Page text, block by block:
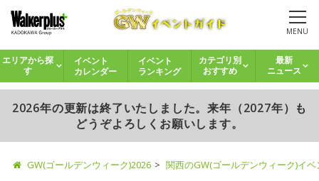
MENU
エリアから探
す
イベント
カレンダー
イベント
ランキング
カテゴリ別
おすすめ
最新
ニュース
2026年の更新は終了いたしました。来年（2027年）も
どうぞよろしくお願いします。
GW(ゴールデンウィーク)2026 関西のGW(ゴールデンウィーク)イ